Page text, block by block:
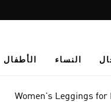
النساء الأطفال
Women's Leggings for